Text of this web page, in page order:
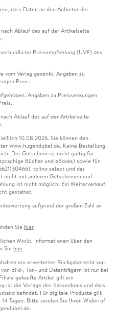
dass Daten an den Anbieter der
Ablauf des auf der Artikelseite
Preisempfehlung (UVP) des
vom Verlag gesenkt. Angaben zu
Preis.
Angaben zu Preissenkungen
Ablauf des auf der Artikelseite
10.08.2026. Sie können den
www.hugendubel.de. Keine Bestellung
Der Gutschein ist nicht gültig für
Bücher und eBooks) sowie für
tolino select und das
nicht mit anderen Gutscheinen und
ist nicht möglich. Ein Weiterverkauf
gestattet.
aufgrund der großen Zahl an
Sie hier
MwSt. Informationen über den
Sie hier
ein erweitertes Rückgaberecht von
Bild-, Ton- und Datenträgern ist nur bei
gekaufte Artikel gilt ein
ist die Vorlage des Kassenbons und dass
befindet. Für digitale Produkte gilt
Tagen. Bitte senden Sie Ihren Widerruf